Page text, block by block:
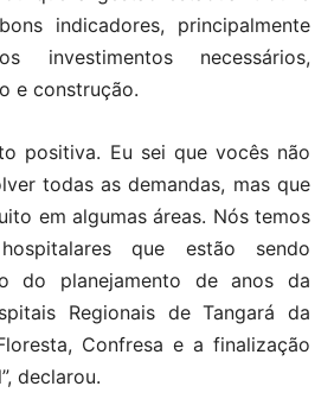
indicadores, principalmente
investimentos necessários,
e construção.
positiva. Eu sei que vocês não
todas as demandas, mas que
em algumas áreas. Nós temos
que estão sendo
do planejamento de anos da
Regionais de Tangará da
Confresa e a finalização
declarou.